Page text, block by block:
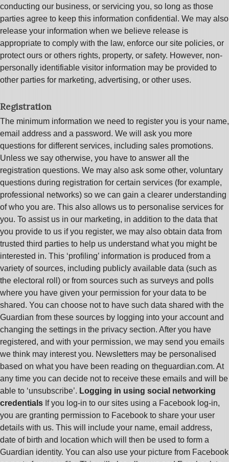
conducting our business, or servicing you, so long as those
parties agree to keep this information confidential. We may also
release your information when we believe release is
appropriate to comply with the law, enforce our site policies, or
protect ours or others rights, property, or safety. However, non-
personally identifiable visitor information may be provided to
other parties for marketing, advertising, or other uses.
Registration
The minimum information we need to register you is your name,
email address and a password. We will ask you more
questions for different services, including sales promotions.
Unless we say otherwise, you have to answer all the
registration questions. We may also ask some other, voluntary
questions during registration for certain services (for example,
professional networks) so we can gain a clearer understanding
of who you are. This also allows us to personalise services for
you. To assist us in our marketing, in addition to the data that
you provide to us if you register, we may also obtain data from
trusted third parties to help us understand what you might be
interested in. This ‘profiling’ information is produced from a
variety of sources, including publicly available data (such as
the electoral roll) or from sources such as surveys and polls
where you have given your permission for your data to be
shared. You can choose not to have such data shared with the
Guardian from these sources by logging into your account and
changing the settings in the privacy section. After you have
registered, and with your permission, we may send you emails
we think may interest you. Newsletters may be personalised
based on what you have been reading on theguardian.com. At
any time you can decide not to receive these emails and will be
able to ‘unsubscribe’. Logging in using social networking
credentials If you log-in to our sites using a Facebook log-in,
you are granting permission to Facebook to share your user
details with us. This will include your name, email address,
date of birth and location which will then be used to form a
Guardian identity. You can also use your picture from Facebook